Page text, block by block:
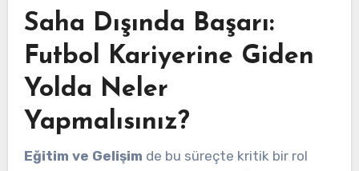
Saha Dışında Başarı:
Futbol Kariyerine Giden
Yolda Neler
Yapmalısınız?
Eğitim ve Gelişim de bu süreçte kritik bir rol